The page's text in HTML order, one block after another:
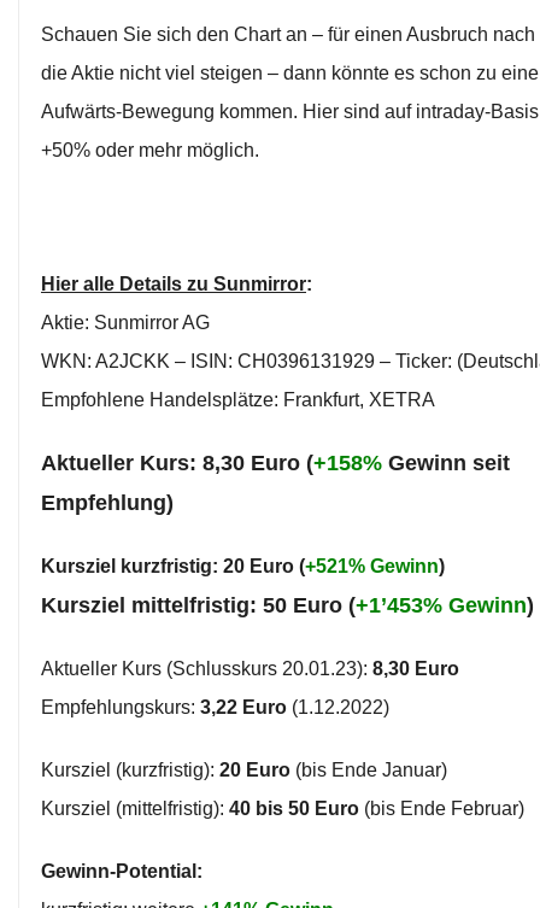
Schauen Sie sich den Chart an – für einen Ausbruch
die Aktie nicht viel steigen – dann könnte es schon zu
Aufwärts-Bewegung kommen. Hier sind auf intraday-
+50% oder mehr möglich.
Hier alle Details zu Sunmirror:
Aktie: Sunmirror AG
WKN: A2JCKK – ISIN: CH0396131929 – Ticker:
Empfohlene Handelsplätze: Frankfurt, XETRA
Aktueller Kurs: 8,30 Euro (+158% Gewinn seit
Empfehlung)
Kursziel kurzfristig: 20 Euro (+521% Gewinn)
Kursziel mittelfristig: 50 Euro (+1’453% Gewinn)
Aktueller Kurs (Schlusskurs 20.01.23): 8,30 Euro
Empfehlungskurs: 3,22 Euro (1.12.2022)
Kursziel (kurzfristig): 20 Euro (bis Ende Januar)
Kursziel (mittelfristig): 40 bis 50 Euro (bis Ende Februar)
Gewinn-Potential: